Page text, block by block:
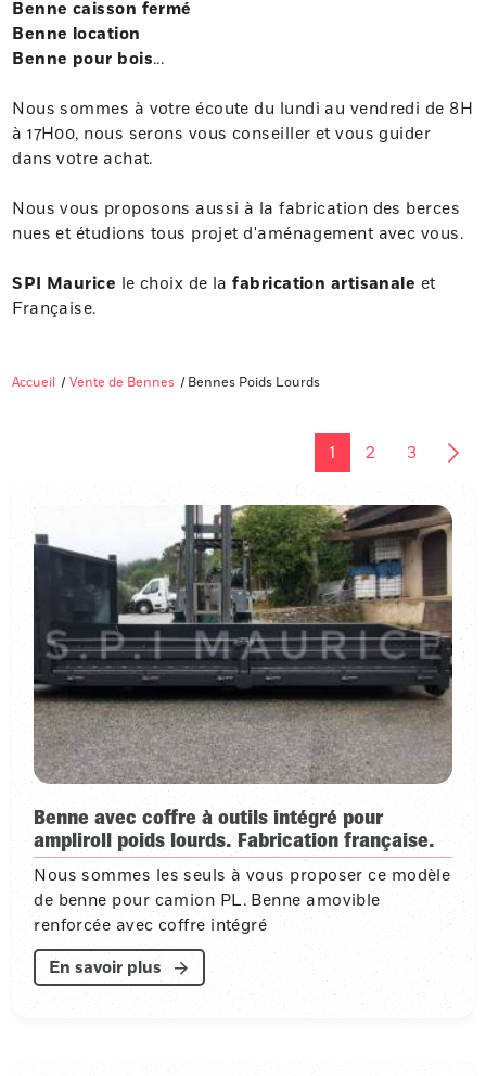
Benne caisson fermé
Benne location
Benne pour bois...
Nous sommes à votre écoute du lundi au vendredi de 8H
à 17H00, nous serons vous conseiller et vous guider
dans votre achat.
Nous vous proposons aussi à la fabrication des berces
nues et étudions tous projet d'aménagement avec vous.
SPI Maurice le choix de lafabrication artisanale et
Française.
Accueil Vente de Bennes Bennes Poids Lourds
1 2 3
Benne avec coffre à outils intégré pour
ampliroll poids lourds. Fabrication française.
Nous sommes les seuls à vous proposer ce modèle
de benne pour camion PL. Benne amovible
renforcée avec coffre intégré
En savoir plus